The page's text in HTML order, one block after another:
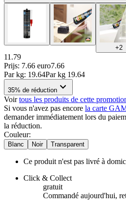
+2
11.79
Prijs: 7.66 euro7.66
Par kg: 19.64Par kg 19.64
35% de réduction
Voirtous les produits de cette
Si vous n'avez pas encore la carte
demander immédiatement lors du
la réduction.
Couleur:
Blanc Noir Transparent
Ce produit n'est pas livré à
Click & Collect
gratuit
Commandé aujourd'hui,